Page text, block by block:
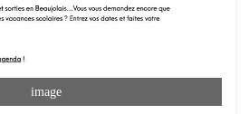
image